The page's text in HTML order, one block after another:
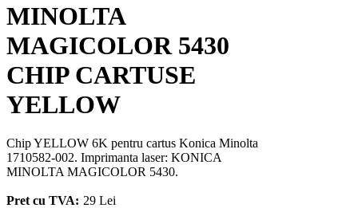
MINOLTA
MAGICOLOR 5430
CHIP CARTUSE
YELLOW
Chip YELLOW 6K pentru cartus Konica Minolta
1710582-002. Imprimanta laser: KONICA
MINOLTA MAGICOLOR 5430.
Pret cu TVA: 29 Lei